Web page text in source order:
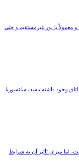
و معمولاً با نور غیرمستقیم و حتی
وجود داشته باشد، سانسوریا
اما میزان تأثیر آن به شرایط